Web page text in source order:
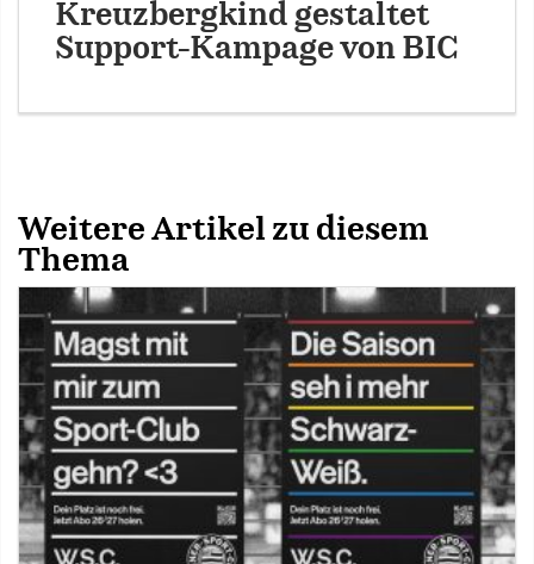
Kreuzbergkind gestaltet
Support-Kampage von BIC
Weitere Artikel zu diesem
Thema